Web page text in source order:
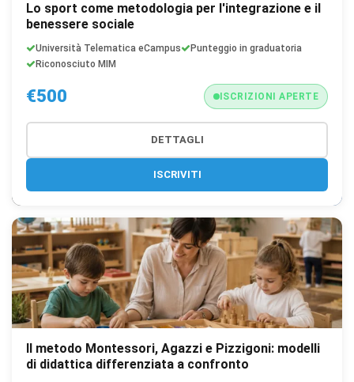
Lo sport come metodologia per l'integrazione e il
benessere sociale
Università Telematica eCampus
Punteggio in graduatoria
Riconosciuto MIM
€500 ISCRIZIONI APERTE
DETTAGLI
ISCRIVITI
Il metodo Montessori, Agazzi e Pizzigoni: modelli
di didattica differenziata a confronto